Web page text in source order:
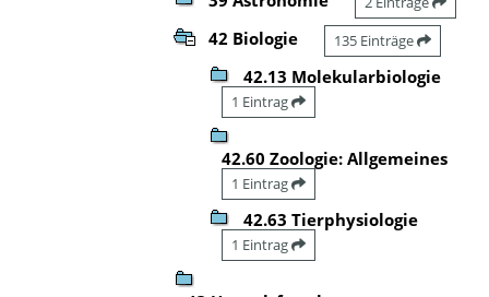
42 Biologie 135 Einträge
42.13 Molekularbiologie
1 Eintrag
42.60 Zoologie: Allgemeines
1 Eintrag
42.63 Tierphysiologie
1 Eintrag